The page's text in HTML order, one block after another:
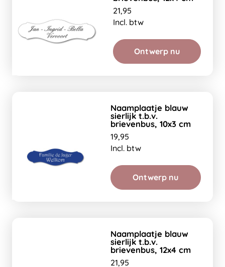
21,95
Incl. btw
Ontwerp nu
Naamplaatje blauw
sierlijk t.b.v.
brievenbus, 10x3 cm
19,95
Incl. btw
Ontwerp nu
Naamplaatje blauw
sierlijk t.b.v.
brievenbus, 12x4 cm
21,95